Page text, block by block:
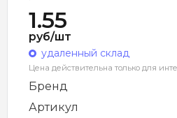
1.55
руб/шт
удаленный склад
Цена действительна только для
Бренд
Артикул